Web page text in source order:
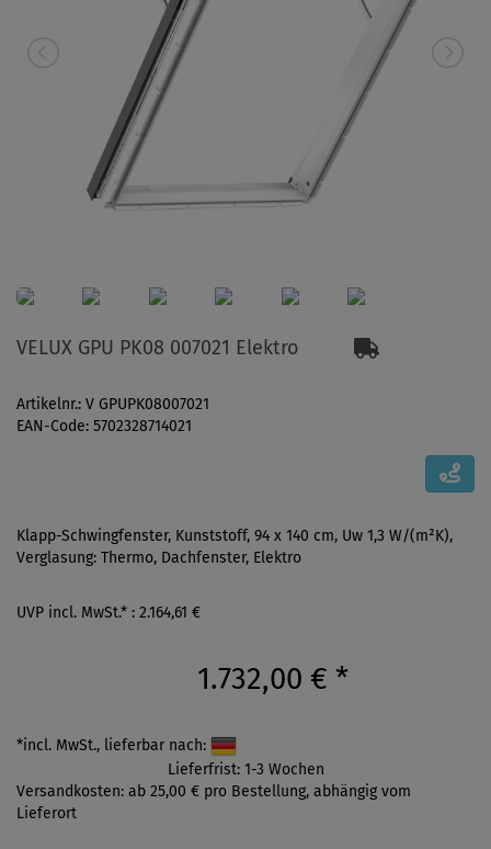
VELUX GPU PK08 007021 Elektro
Artikelnr.: V GPUPK08007021
EAN-Code: 5702328714021
Klapp-Schwingfenster, Kunststoff, 94 x 140 cm, Uw 1,3 W/(m²K),
Verglasung: Thermo, Dachfenster, Elektro
UVP incl. MwSt.* : 2.164,61 €
1.732,00 € *
*incl. MwSt., lieferbar nach:
Lieferfrist: 1-3 Wochen
Versandkosten: ab 25,00 € pro Bestellung, abhängig vom
Lieferort